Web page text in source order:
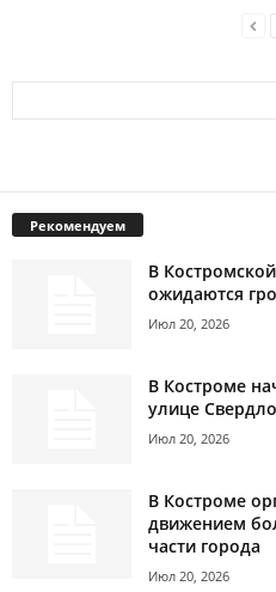
Рекомендуем
В
ожидаются
Июл 20, 2026
В Костроме
улице
Июл 20, 2026
В Костроме
движением
части города
Июл 20, 2026